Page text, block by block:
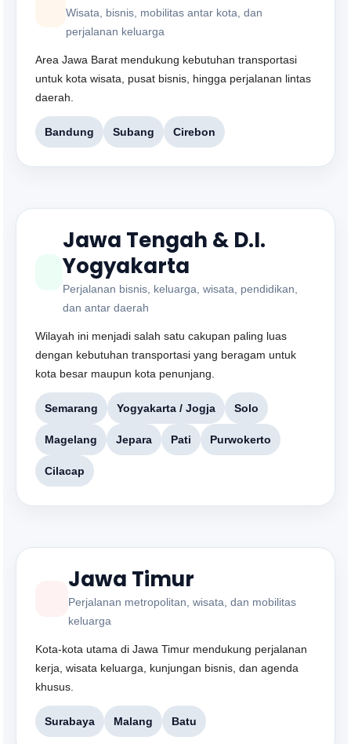
Wisata, bisnis, mobilitas antar kota, dan
perjalanan keluarga
Area Jawa Barat mendukung kebutuhan transportasi
untuk kota wisata, pusat bisnis, hingga perjalanan lintas
daerah.
Bandung Subang Cirebon
Jawa Tengah & D.I.
Yogyakarta
Perjalanan bisnis, keluarga, wisata, pendidikan,
dan antar daerah
Wilayah ini menjadi salah satu cakupan paling luas
dengan kebutuhan transportasi yang beragam untuk
kota besar maupun kota penunjang.
Semarang Yogyakarta / Jogja Solo
Magelang Jepara Pati Purwokerto
Cilacap
Jawa Timur
Perjalanan metropolitan, wisata, dan mobilitas
keluarga
Kota-kota utama di Jawa Timur mendukung perjalanan
kerja, wisata keluarga, kunjungan bisnis, dan agenda
khusus.
Surabaya Malang Batu